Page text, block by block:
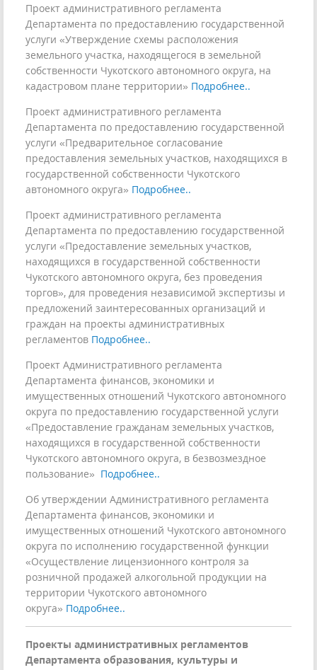
Проект административного регламента
Департамента по предоставлению государственной
услуги «Утверждение схемы расположения
земельного участка, находящегося в земельной
собственности Чукотского автономного округа, на
кадастровом плане территории» Подробнее..
Проект административного регламента
Департамента по предоставлению государственной
услуги «Предварительное согласование
предоставления земельных участков, находящихся в
государственной собственности Чукотского
автономного округа» Подробнее..
Проект административного регламента
Департамента по предоставлению государственной
услуги «Предоставление земельных участков,
находящихся в государственной собственности
Чукотского автономного округа, без проведения
торгов», для проведения независимой экспертизы и
предложений заинтересованных организаций и
граждан на проекты административных
регламентов Подробнее..
Проект Административного регламента
Департамента финансов, экономики и
имущественных отношений Чукотского автономного
округа по предоставлению государственной услуги
«Предоставление гражданам земельных участков,
находящихся в государственной собственности
Чукотского автономного округа, в безвозмездное
пользование» Подробнее..
Об утверждении Административного регламента
Департамента финансов, экономики и
имущественных отношений Чукотского автономного
округа по исполнению государственной функции
«Осуществление лицензионного контроля за
розничной продажей алкогольной продукции на
территории Чукотского автономного
округа» Подробнее..
Проекты административных регламентов
Департамента образования, культуры и